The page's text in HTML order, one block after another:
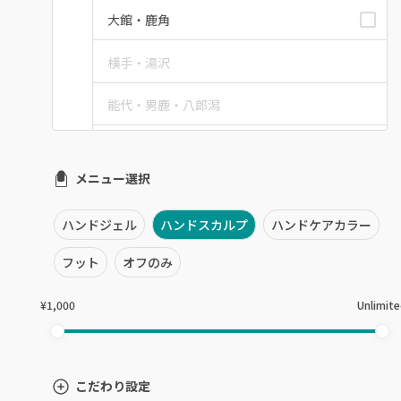
大館・鹿角
横手・湯沢
能代・男鹿・八郎潟
由利本荘
秋田県その他
メニュー選択
ハンドジェル ハンドスカルプ ハンドケアカラー
フット オフのみ
¥1,000
こだわり設定